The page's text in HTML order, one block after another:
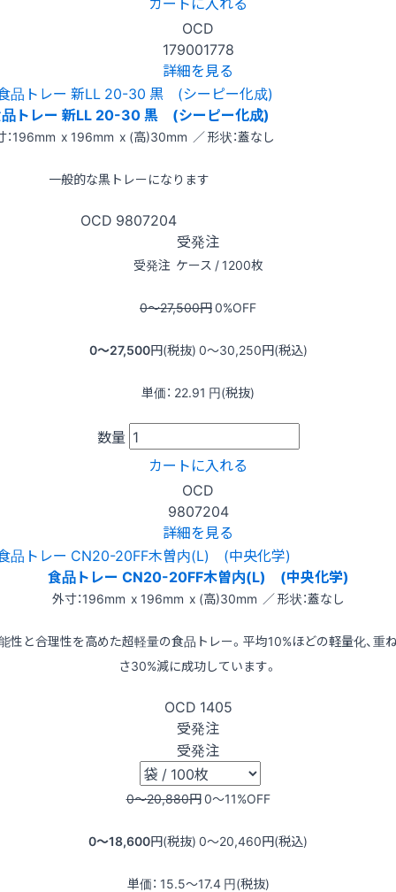
OCD
179001778
詳細を見る
トレー 新LL 20-30 黒 (シーピー化成)
：196mm x 196mm x (高)30mm ／ 形状：蓋なし
一般的な黒トレーになります
OCD 9807204
受発注
受発注 ケース / 1200枚
0〜27,500円0%OFF
0〜27,500円(税抜) 0〜30,250円(税込)
単価： 22.91 円(税抜)
数量
カートに入れる
OCD
9807204
詳細を見る
食品トレー CN20-20FF木曽内(L) (中央化学)
外寸：196mm x 196mm x (高)30mm ／ 形状：蓋なし
性と合理性を高めた超軽量の食品トレー。平均10%ほどの軽量化、重
さ30%減に成功しています。
OCD 1405
受発注
受発注
0〜20,880円0〜11%OFF
0〜18,600円(税抜) 0〜20,460円(税込)
単価： 15.5〜17.4 円(税抜)